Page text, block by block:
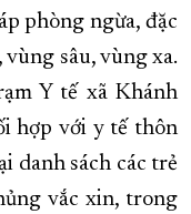
phòng ngừa, đặc
sâu, vùng xa.
Y tế xã Khánh
hợp với y tế thôn
danh sách các trẻ
vắc xin, trong